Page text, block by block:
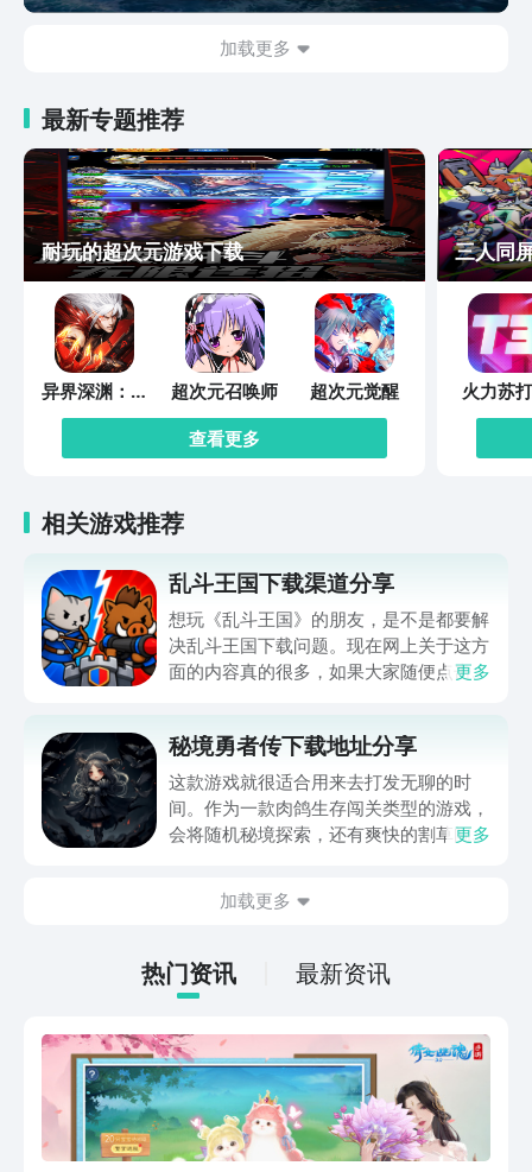
加载更多
最新专题推荐
耐玩的超次元游戏下载
异界深渊：觉
醒
超次元召唤师
超次元觉醒
查看更多
三人同
火力苏
相关游戏推荐
乱斗王国下载渠道分享
想玩《乱斗王国》的朋友，是不是都要解
决乱斗王国下载问题。现在网上关于这方
面的内容真的很多，如果大家随便点击陌
app进行下载会更加方便，九游是手游福
利最多的游戏平台，在这里不仅能够看到
游戏资源，还能及时查看后续的消息、活
动内容等相关信息。
更多
秘境勇者传下载地址分享
这款游戏就很适合用来去打发无聊的时
间。作为一款肉鸽生存闯关类型的游戏，
会将随机秘境探索，还有爽快的割草闯关
接就可以下载。游戏的上手门槛还是比较
打发无聊的时间，可玩性真的比较高。
更多
加载更多
热门资讯 最新资讯